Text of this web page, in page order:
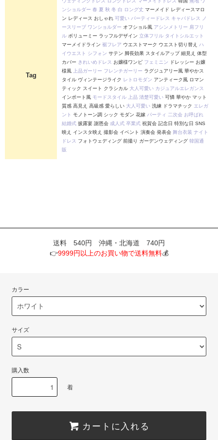
Tag
ンショルダー 春 夏 秋 冬 白 ロング丈 マーメイド レディースマロ
ン レディース おしゃれ 可愛い パーティードレス キャバドレス
ノ
ースリーブ ワンショルダー オフショル風 アシンメトリー 肩フリ
ル ボリューミー ラッフルデザイン 立体フリル タイトシルエット
マーメイドライン 裾フレア ウエストマーク ウエスト切り替え ハ
イウエスト シフォン サテン 脚長効果 スタイルアップ 細見え 体型
カバー きれいめドレス お嬢様ワンピ フェミニン ドレッシー お嬢
様風
上品ガーリー フレンチガーリー ラグジュアリー風 華やかス
タイル ヴィンテージライク レトロモダン アンティーク風 ロマン
ティック スイート クラシカル 大人可愛い カジュアルエレガンス
インポート風 モードスタイル 上品 清楚可愛い 可憐 華やか マット
質感 高見え 高級感 愛らしい 大人可愛い 洗練 ドラマチック エレガ
ント モノトーン調 シック モダン 花嫁 パーティ 二次会 お呼ばれ
結婚式 披露宴 謝恩会 成人式 卒業式 祝賀会 記念日 特別な日 SNS
映え インスタ映え 撮影会 イベント 演奏会 発表会 舞台衣装 ナイト
ドレス フォトウェディング 前撮り ガーデンウェディング 韓国通
販
送料 540円 沖縄・北海道 740円
👉9999円以上のお買い物で送料無料💰
カラー
サイズ
購入数
着
カートに入れる